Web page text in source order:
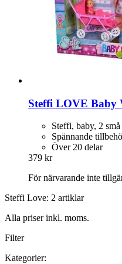
Steffi LOVE Baby
Steffi, baby, 2 små
Spännande
Över 20 delar
379 kr
För närvarande inte
Steffi Love: 2 artiklar
Alla priser inkl. moms.
Filter
Kategorier: